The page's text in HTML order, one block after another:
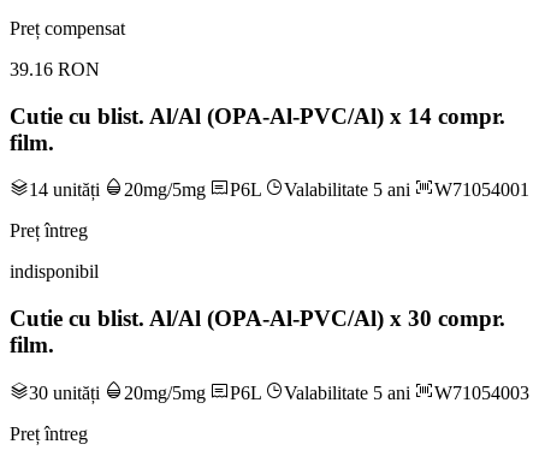
Preț compensat
39.16 RON
Cutie cu blist. Al/Al (OPA-Al-PVC/Al) x 14 compr.
film.
14 unități 20mg/5mg P6L Valabilitate 5 ani
W71054001
Preț întreg
indisponibil
Cutie cu blist. Al/Al (OPA-Al-PVC/Al) x 30 compr.
film.
30 unități 20mg/5mg P6L Valabilitate 5 ani
W71054003
Preț întreg